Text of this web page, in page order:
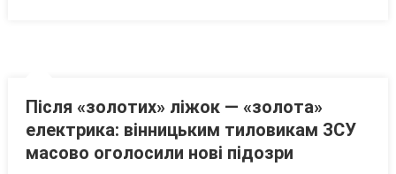
Після «золотих» ліжок — «золота»
електрика: вінницьким тиловикам ЗСУ
масово оголосили нові підозри